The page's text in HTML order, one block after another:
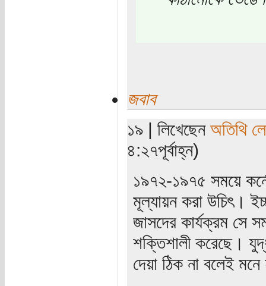
জবাব
১৯ | লিখেছেন অতিথি
৪:২৭পূর্বাহ্ন)
১৯৭২-১৯৭৫ সময়ে
মূল্যায়ন করা উচিৎ।
জাসদের কার্যক্রম সে
শক্তিশালী করেছে।
দেয়া ঠিক না বলেই